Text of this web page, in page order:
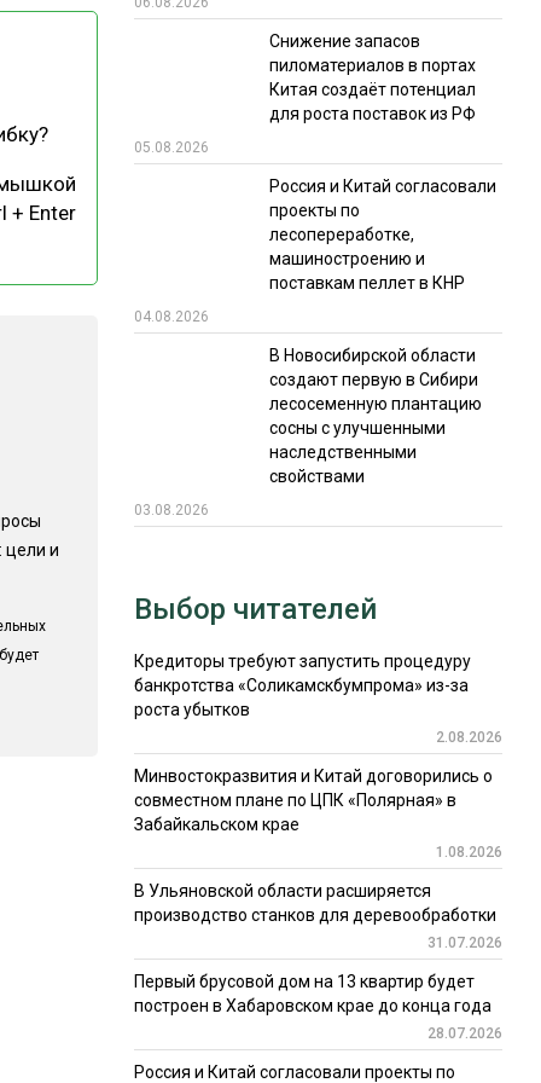
ИТОГИ МЕРОПРИЯТИЙ
+ Enter
цели и
Снижение запасов
пиломатериалов в портах
Китая создаёт потенциал
для роста поставок из РФ
05.08.2026
Россия и Китай согласовали
проекты по
лесопереработке,
машиностроению и
поставкам пеллет в КНР
04.08.2026
В Новосибирской области
создают первую в Сибири
лесосеменную плантацию
сосны с улучшенными
наследственными
свойствами
03.08.2026
Выбор читателей
Кредиторы требуют запустить процедуру
банкротства «Соликамскбумпрома» из-за
роста убытков
2.08.2026
Минвостокразвития и Китай договорились о
совместном плане по ЦПК «Полярная» в
Забайкальском крае
1.08.2026
В Ульяновской области расширяется
производство станков для деревообработки
31.07.2026
Первый брусовой дом на 13 квартир будет
построен в Хабаровском крае до конца года
28.07.2026
Россия и Китай согласовали проекты по